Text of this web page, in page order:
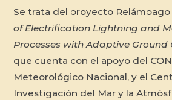
Se trata del proyecto Relámpago
of Electrification Lightning and
Processes with Adaptive Ground
que cuenta con el apoyo del
Meteorológico Nacional, y el
Investigación del Mar y la